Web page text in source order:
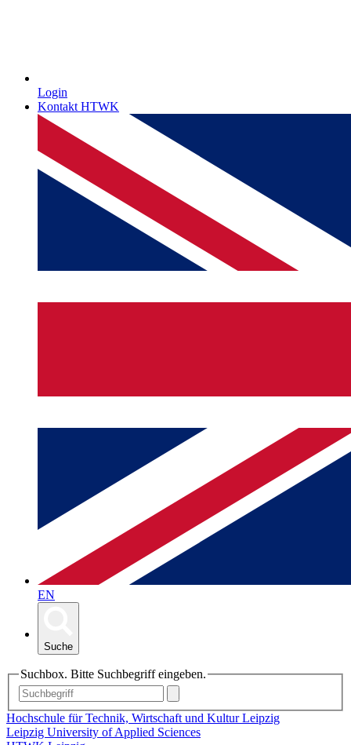
Login
Kontakt HTWK
EN
Suche
Suchbox. Bitte Suchbegriff eingeben.
Hochschule für Technik, Wirtschaft und Kultur Leipzig
Leipzig University of Applied Sciences